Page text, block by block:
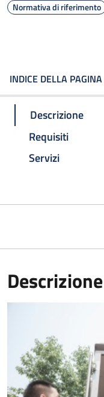
Normativa di riferimento
INDICE DELLA PAGINA
Descrizione
Requisiti
Servizi
Descrizione